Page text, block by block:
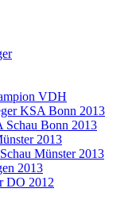
VDH
KSA Bonn 2013
Schau Bonn 2013
2013
Münster 2013
2013
DO 2012